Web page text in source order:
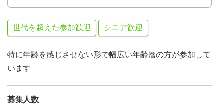
世代を超えた参加歓迎 シニア歓迎
特に年齢を感じさせない形で幅広い年齢層の方が参加して
います
募集人数